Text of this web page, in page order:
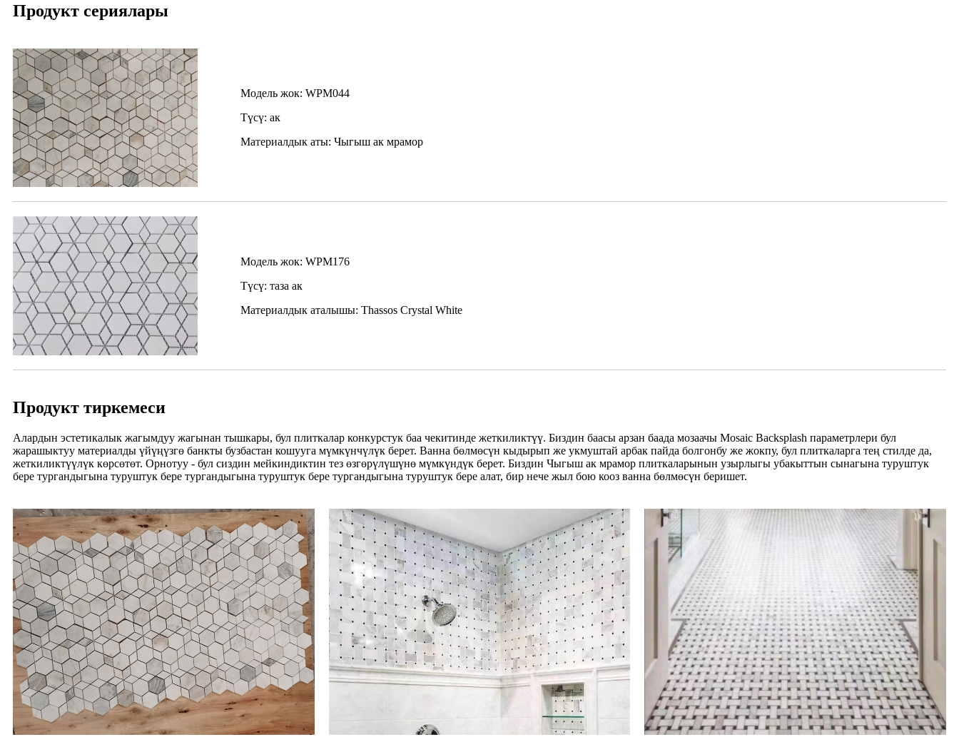
Продукт сериялары
Модель жок: WPM044
Түсү: ак
Материалдык аты: Чыгыш ак мрамор
Модель жок: WPM176
Түсү: таза ак
Материалдык аталышы: Thassos Crystal White
Продукт тиркемеси
Алардын эстетикалык жагымдуу жагынан тышкары, бул плиткалар конкурстук баа чекитинде жеткиликтүү. Биздин баасы арзан баада мозаачы Mosaic Backsplash параметрлери бул
жарашыктуу материалды үйүңүзгө банкты бузбастан кошууга мүмкүнчүлүк берет. Ванна бөлмөсүн кыдырып же укмуштай арбак пайда болгонбу же жокпу, бул плиткаларга тең стилде да,
жеткиликтүүлүк көрсөтөт. Орнотуу - бул сиздин мейкиндиктин тез өзгөрүлүшүнө мүмкүндүк берет. Биздин Чыгыш ак мрамор плиткаларынын узырлыгы убакыттын сынагына туруштук
бере тургандыгына туруштук бере тургандыгына туруштук бере тургандыгына туруштук бере алат, бир нече жыл бою кооз ванна бөлмөсүн беришет.